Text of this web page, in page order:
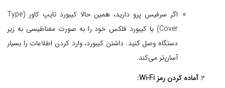
اگر سرفیس پرو دارید، همین حالا کیبورد تایپ کاور (Type
Cover) یا کیبورد فلکس خود را به صورت مغناطیسی به زیر
دستگاه وصل کنید. داشتن کیبورد، وارد کردن اطلاعات را بسیار
آسان‌تر می‌کند.
آماده کردن رمز Wi-Fi: